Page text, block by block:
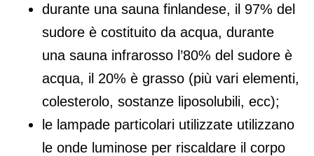
durante una sauna finlandese, il 97% del
sudore è costituito da acqua, durante
una sauna infrarosso l’80% del sudore è
acqua, il 20% è grasso (più vari elementi,
colesterolo, sostanze liposolubili, ecc);
le lampade particolari utilizzate utilizzano
le onde luminose per riscaldare il corpo